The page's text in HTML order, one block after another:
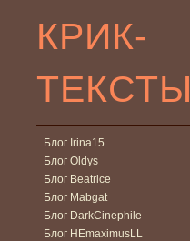
КРИК-
ТЕКСТЫ
Блог Irina15
Блог Oldys
Блог Beatrice
Блог Mabgat
Блог DarkCinephile
Блог HEmaximusLL